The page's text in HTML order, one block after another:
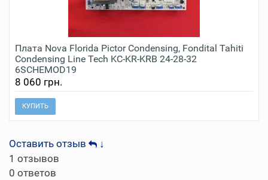
Плата Nova Florida Pictor Condensing, Fondital Tahiti
Condensing Line Tech KC-KR-KRB 24-28-32
6SCHEMOD19
8 060 грн.
КУПИТЬ
Оставить отзыв
↓
1 отзывов
0 ответов